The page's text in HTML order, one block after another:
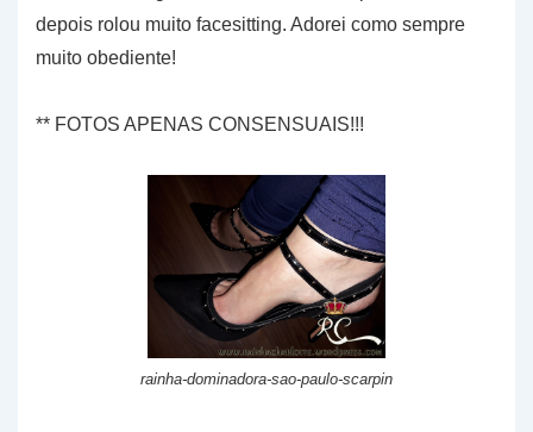
depois rolou muito facesitting. Adorei como sempre
muito obediente!
** FOTOS APENAS CONSENSUAIS!!!
rainha-dominadora-sao-paulo-scarpin